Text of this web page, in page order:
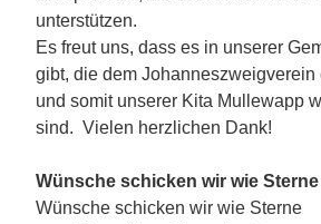
unterstützen.
Es freut uns, dass es in unserer
gibt, die dem Johanneszweigverein
und somit unserer Kita Mullewapp
sind. Vielen herzlichen Dank!
Wünsche schicken wir wie Sterne
Wünsche schicken wir wie Sterne